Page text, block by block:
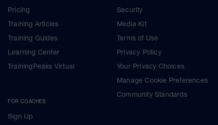
Pricing
Training Articles
Training Guides
Learning Center
TrainingPeaks Virtual
FOR COACHES
Sign Up
Security
Media Kit
Terms of Use
Privacy Policy
Your Privacy Choices
Manage Cookie Preferences
Community Standards